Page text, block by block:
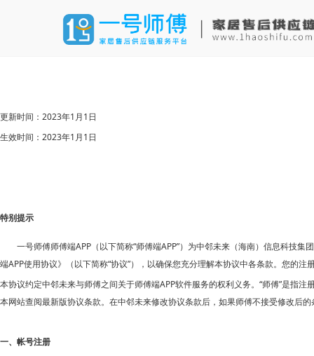
更新时间： 2023年1月1日
生效时间： 2023年1月1日
特别提示
一号师傅师傅端APP（以下简称“师傅端APP”）为中邻未来（海南）信息科技集
端APP使用协议》（以下简称“协议”），以确保您充分理解本协议中各条款。您的
本协议约定中邻未来与师傅之间关于师傅端APP软件服务的权利义务。“师傅”是指
本网站查阅最新版协议条款。在中邻未来修改协议条款后，如果师傅不接受修改后
一、帐号注册